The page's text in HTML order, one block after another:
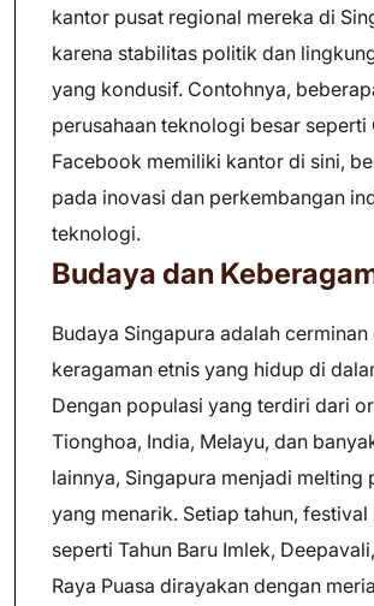
kantor pusat regional mereka di
karena stabilitas politik dan
yang kondusif. Contohnya,
perusahaan teknologi besar seperti
Facebook memiliki kantor di sini,
pada inovasi dan perkembangan
teknologi.
Budaya dan
Budaya Singapura adalah cerminan
keragaman etnis yang hidup di
Dengan populasi yang terdiri dari
Tionghoa, India, Melayu, dan
lainnya, Singapura menjadi melting
yang menarik. Setiap tahun, festival
seperti Tahun Baru Imlek,
Raya Puasa dirayakan dengan